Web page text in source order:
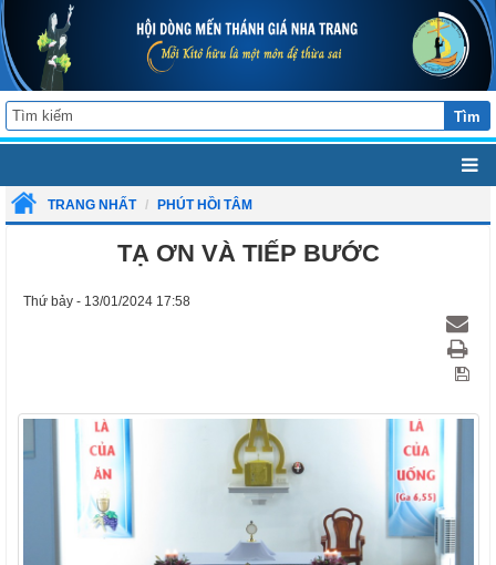
Tìm
TRANG NHẤT PHÚT HỒI TÂM
TẠ ƠN VÀ TIẾP BƯỚC
Thứ bảy - 13/01/2024 17:58